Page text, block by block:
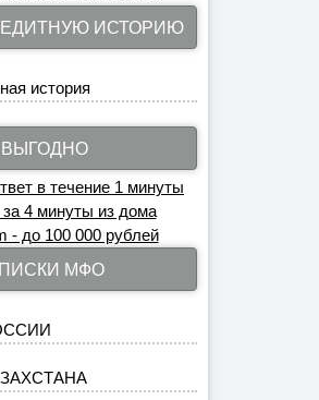
ИСТОРИЮ
история
ВЫГОДНО
в течение 1 минуты
4 минуты из дома
- до 100 000 рублей
МФО